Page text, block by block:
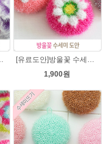
이션만들기 /웰빙수세미실 카네이션도안/고급수세미실/꽃수세미
[유료도안]방울꽃 수세미뜨기 도안(수세미실은 옵션에서 추가구매 가능)/방울꽃수세미/별호빵수세미처럼 예쁜수세미뜨기/수세미실/퐁퐁수세미/웰빙수세미실/고급수세미실/꽃수세미/봄꽃향기수세미
1,900원